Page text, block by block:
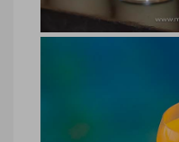
hôtel Belle